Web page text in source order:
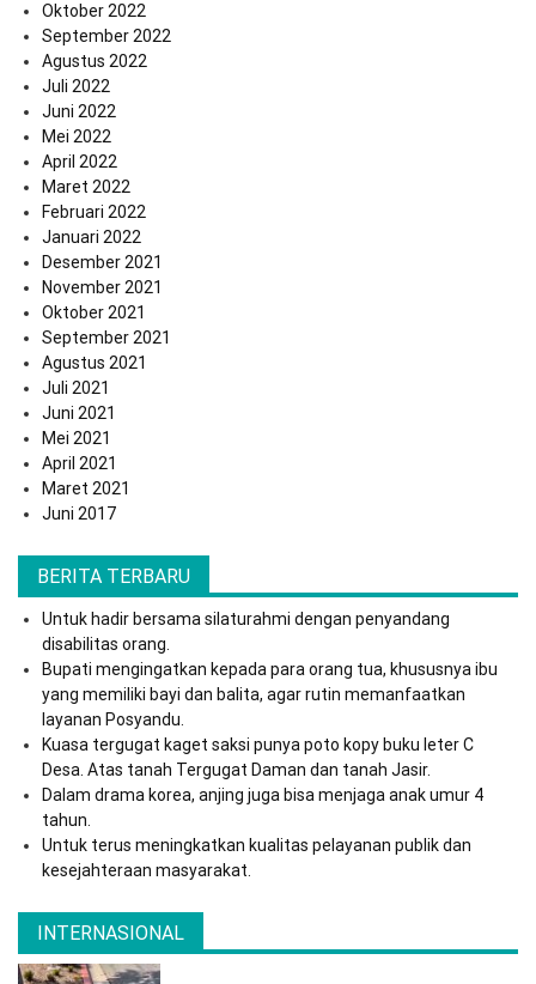
Oktober 2022
September 2022
Agustus 2022
Juli 2022
Juni 2022
Mei 2022
April 2022
Maret 2022
Februari 2022
Januari 2022
Desember 2021
November 2021
Oktober 2021
September 2021
Agustus 2021
Juli 2021
Juni 2021
Mei 2021
April 2021
Maret 2021
Juni 2017
BERITA TERBARU
Untuk hadir bersama silaturahmi dengan penyandang
disabilitas orang.
Bupati mengingatkan kepada para orang tua, khususnya ibu
yang memiliki bayi dan balita, agar rutin memanfaatkan
layanan Posyandu.
Kuasa tergugat kaget saksi punya poto kopy buku leter C
Desa. Atas tanah Tergugat Daman dan tanah Jasir.
Dalam drama korea, anjing juga bisa menjaga anak umur 4
tahun.
Untuk terus meningkatkan kualitas pelayanan publik dan
kesejahteraan masyarakat.
INTERNASIONAL